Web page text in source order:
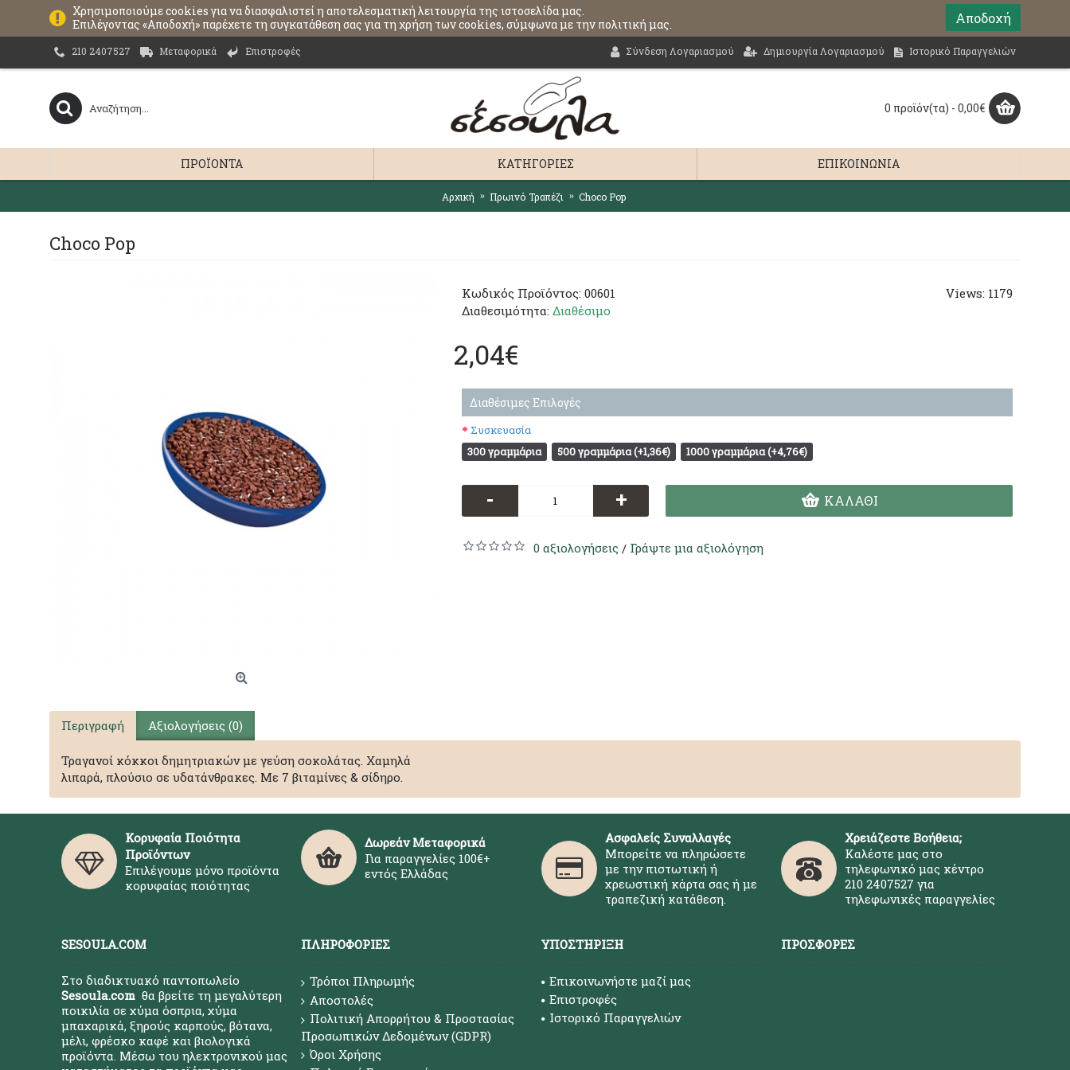
Χρησιμοποιούμε cookies για να διασφαλιστεί η αποτελεσματική λειτουργία της ιστοσελίδα μας.
Επιλέγοντας «Αποδοχή» παρέχετε τη συγκατάθεση σας για τη χρήση των cookies, σύμφωνα με την πολιτική μας.
Αποδοχή
210 2407527 Μεταφορικά Επιστροφές Σύνδεση Λογαριασμού Δημιουργία Λογαριασμού Ιστορικό Παραγγελιών
0 προϊόν(τα) - 0,00€
ΠΡΟΪΌΝΤΑ ΚΑΤΗΓΟΡΊΕΣ ΕΠΙΚΟΙΝΩΝΊΑ
Αρχική Πρωινό Τραπέζι Choco Pop
Choco Pop
Views: 1179
Κωδικός Προϊόντος: 00601
Διαθεσιμότητα: Διαθέσιμο
2,04€
Διαθέσιμες Επιλογές
Συσκευασία
300 γραμμάρια
500 γραμμάρια (+1,36€) 1000 γραμμάρια (+4,76€)
- + ΚΑΛΆΘΙ
0 αξιολογήσεις / Γράψτε μια αξιολόγηση
Περιγραφή Αξιολογήσεις (0)
Τραγανοί κόκκοι δημητριακών με γεύση σοκολάτας. Χαμηλά
λιπαρά, πλούσιο σε υδατάνθρακες. Με 7 βιταμίνες & σίδηρο.
Κορυφαία Ποιότητα
Προϊόντων
Επιλέγουμε μόνο προϊόντα
κορυφαίας ποιότητας
Δωρεάν Μεταφορικά
Για παραγγελίες 100€+
εντός Ελλάδας
Ασφαλείς Συναλλαγές
Μπορείτε να πληρώσετε
με την πιστωτική ή
χρεωστική κάρτα σας ή με
τραπεζική κατάθεση.
Χρειάζεστε Βοήθεια;
Καλέστε μας στο
τηλεφωνικό μας κέντρο
210 2407527 για
τηλεφωνικές παραγγελίες
SESOULA.COM
Στο διαδικτυακό παντοπωλείο
Sesoula.com θα βρείτε τη μεγαλύτερη
ποικιλία σε χύμα όσπρια, χύμα
μπαχαρικά, ξηρούς καρπούς, βότανα,
μέλι, φρέσκο καφέ και βιολογικά
προϊόντα. Μέσω του ηλεκτρονικού μας
ΠΛΗΡΟΦΟΡΊΕΣ
Τρόποι Πληρωμής
Αποστολές
Πολιτική Απορρήτου & Προστασίας
Προσωπικών Δεδομένων (GDPR)
Όροι Χρήσης
ΥΠΟΣΤΉΡΙΞΗ
Επικοινωνήστε μαζί μας
Επιστροφές
Ιστορικό Παραγγελιών
ΠΡΟΣΦΟΡΈΣ